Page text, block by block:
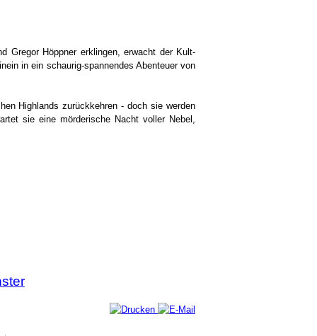
Gregor Höppner erklingen, erwacht der Kult-
in ein schaurig-spannendes Abenteuer von
Highlands zurückkehren - doch sie werden
sie eine mörderische Nacht voller Nebel,